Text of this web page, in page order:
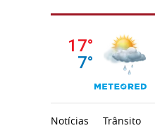
Notícias Trânsito